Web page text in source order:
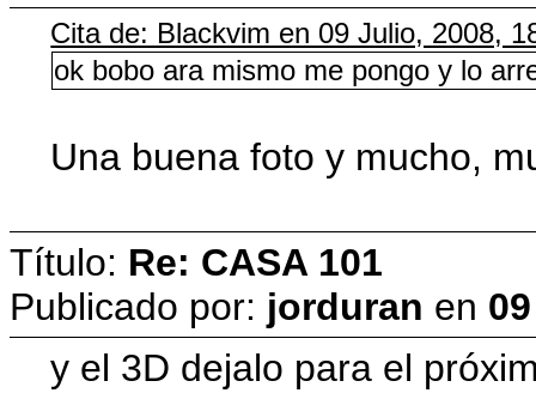
Cita de: Blackvim en 09 Julio, 2008,
ok bobo ara mismo me pongo y lo
Una buena foto y mucho,
Título: Re: CASA 101
Publicado por: jorduran en
y el 3D dejalo para el